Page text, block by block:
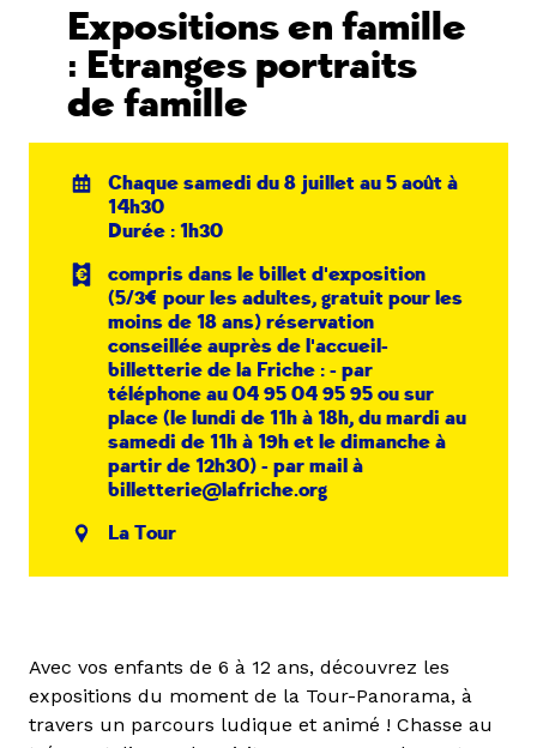
Expositions en famille
: Etranges portraits
de famille
Chaque samedi du 8 juillet au 5 août à
14h30
Durée : 1h30
compris dans le billet d'exposition
(5/3€ pour les adultes, gratuit pour les
moins de 18 ans) réservation
conseillée auprès de l'accueil-
billetterie de la Friche : - par
téléphone au 04 95 04 95 95 ou sur
place (le lundi de 11h à 18h, du mardi au
samedi de 11h à 19h et le dimanche à
partir de 12h30) - par mail à
billetterie@lafriche.org
La Tour
Avec vos enfants de 6 à 12 ans, découvrez les
expositions du moment de la Tour-Panorama, à
travers un parcours ludique et animé ! Chasse au